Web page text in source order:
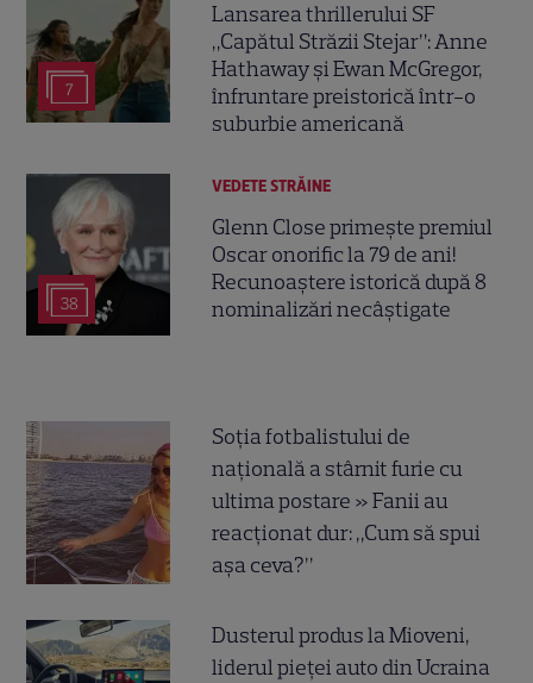
7
Lansarea thrillerului SF
„Capătul Străzii Stejar”: Anne
Hathaway și Ewan McGregor,
înfruntare preistorică într-o
suburbie americană
38
VEDETE STRĂINE
Glenn Close primește premiul
Oscar onorific la 79 de ani!
Recunoaștere istorică după 8
nominalizări necâștigate
Soția fotbalistului de
națională a stârnit furie cu
ultima postare » Fanii au
reacționat dur: „Cum să spui
așa ceva?”
Dusterul produs la Mioveni,
liderul pieței auto din Ucraina